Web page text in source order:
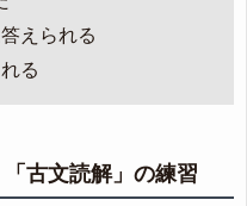
えられる
る
古文読解」の練習